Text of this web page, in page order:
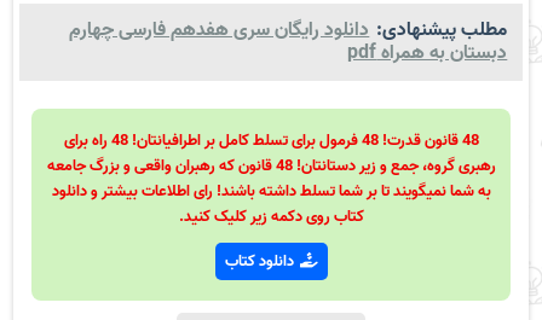
مطلب پیشنهادی: دانلود رایگان سری هفدهم فارسی چهارم
دبستان به همراه pdf
48 قانون قدرت! 48 فرمول برای تسلط کامل بر اطرافیانتان! 48 راه برای
رهبری گروه، جمع و زیر دستانتان! 48 قانون که رهبران واقعی و بزرگ جامعه
به شما نمیگویند تا بر شما تسلط داشته باشند! رای اطلاعات بیشتر و دانلود
کتاب روی دکمه زیر کلیک کنید.
دانلود کتاب